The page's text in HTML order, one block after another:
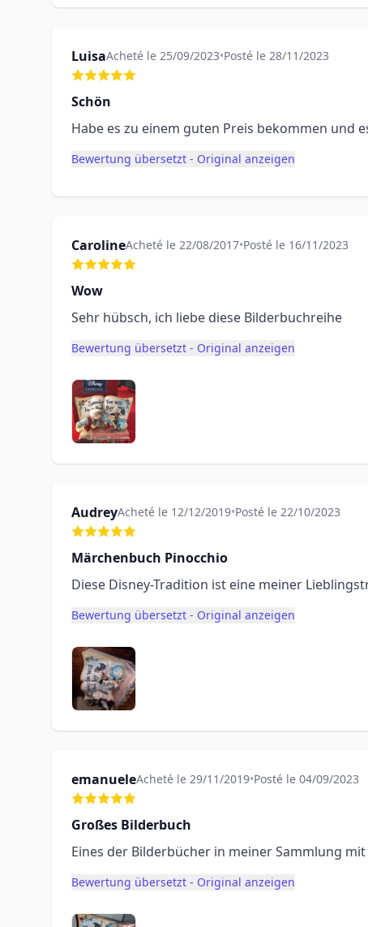
LuisaAcheté le 25/09/2023•Posté le 28/11/2023
Schön
Habe es zu einem guten Preis bekommen und
Bewertung übersetzt - Original anzeigen
CarolineAcheté le 22/08/2017•Posté le 16/11/2023
Wow
Sehr hübsch, ich liebe diese Bilderbuchreihe
Bewertung übersetzt - Original anzeigen
AudreyAcheté le 12/12/2019•Posté le 22/10/2023
Märchenbuch Pinocchio
Diese Disney-Tradition ist eine meiner
Bewertung übersetzt - Original anzeigen
emanueleAcheté le 29/11/2019•Posté le 04/09/2023
Großes Bilderbuch
Eines der Bilderbücher in meiner Sammlung
Bewertung übersetzt - Original anzeigen